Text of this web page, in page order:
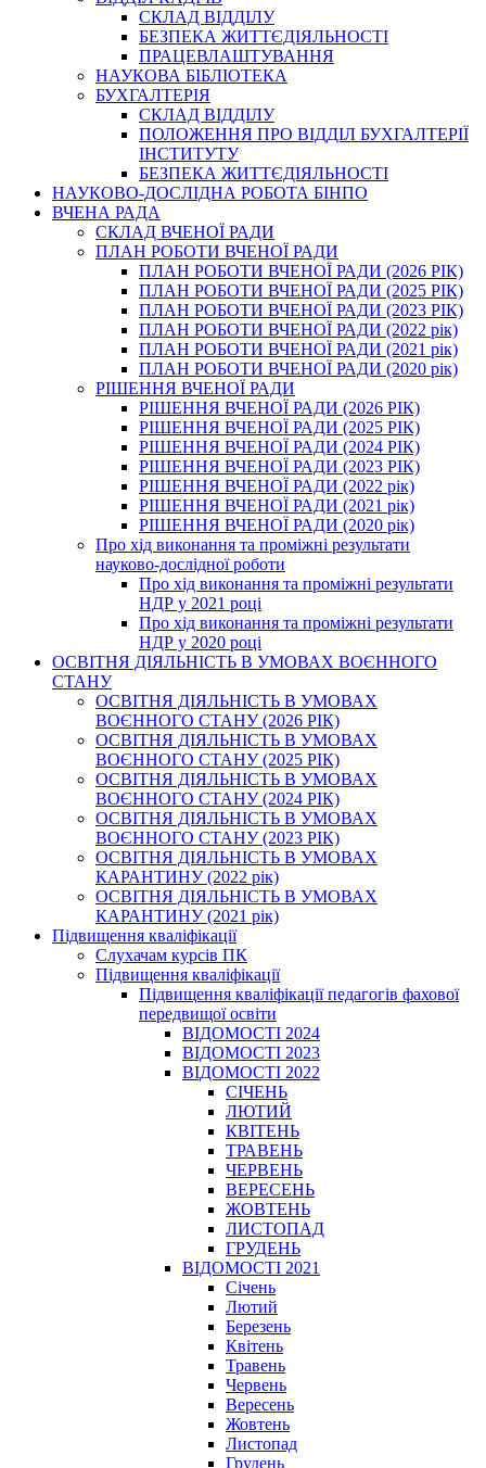
СКЛАД ВІДДІЛУ
БЕЗПЕКА ЖИТТЄДІЯЛЬНОСТІ
ПРАЦЕВЛАШТУВАННЯ
НАУКОВА БІБЛІОТЕКА
БУХГАЛТЕРІЯ
СКЛАД ВІДДІЛУ
ПОЛОЖЕННЯ ПРО ВІДДІЛ БУХГАЛТЕРІЇ
ІНСТИТУТУ
БЕЗПЕКА ЖИТТЄДІЯЛЬНОСТІ
НАУКОВО-ДОСЛІДНА РОБОТА БІНПО
ВЧЕНА РАДА
СКЛАД ВЧЕНОЇ РАДИ
ПЛАН РОБОТИ ВЧЕНОЇ РАДИ
ПЛАН РОБОТИ ВЧЕНОЇ РАДИ (2026 РІК)
ПЛАН РОБОТИ ВЧЕНОЇ РАДИ (2025 РІК)
ПЛАН РОБОТИ ВЧЕНОЇ РАДИ (2023 РІК)
ПЛАН РОБОТИ ВЧЕНОЇ РАДИ (2022 рік)
ПЛАН РОБОТИ ВЧЕНОЇ РАДИ (2021 рік)
ПЛАН РОБОТИ ВЧЕНОЇ РАДИ (2020 рік)
РІШЕННЯ ВЧЕНОЇ РАДИ
РІШЕННЯ ВЧЕНОЇ РАДИ (2026 РІК)
РІШЕННЯ ВЧЕНОЇ РАДИ (2025 РІК)
РІШЕННЯ ВЧЕНОЇ РАДИ (2024 РІК)
РІШЕННЯ ВЧЕНОЇ РАДИ (2023 РІК)
РІШЕННЯ ВЧЕНОЇ РАДИ (2022 рік)
РІШЕННЯ ВЧЕНОЇ РАДИ (2021 рік)
РІШЕННЯ ВЧЕНОЇ РАДИ (2020 рік)
Про хід виконання та проміжні результати
науково-дослідної роботи
Про хід виконання та проміжні результати
НДР у 2021 році
Про хід виконання та проміжні результати
НДР у 2020 році
ОСВІТНЯ ДІЯЛЬНІСТЬ В УМОВАХ ВОЄННОГО
СТАНУ
ОСВІТНЯ ДІЯЛЬНІСТЬ В УМОВАХ
ВОЄННОГО СТАНУ (2026 РІК)
ОСВІТНЯ ДІЯЛЬНІСТЬ В УМОВАХ
ВОЄННОГО СТАНУ (2025 РІК)
ОСВІТНЯ ДІЯЛЬНІСТЬ В УМОВАХ
ВОЄННОГО СТАНУ (2024 РІК)
ОСВІТНЯ ДІЯЛЬНІСТЬ В УМОВАХ
ВОЄННОГО СТАНУ (2023 РІК)
ОСВІТНЯ ДІЯЛЬНІСТЬ В УМОВАХ
КАРАНТИНУ (2022 рік)
ОСВІТНЯ ДІЯЛЬНІСТЬ В УМОВАХ
КАРАНТИНУ (2021 рік)
Підвищення кваліфікації
Слухачам курсів ПК
Підвищення кваліфікації
Підвищення кваліфікації педагогів фахової
передвищої освіти
ВІДОМОСТІ 2024
ВІДОМОСТІ 2023
ВІДОМОСТІ 2022
СІЧЕНЬ
ЛЮТИЙ
КВІТЕНЬ
ТРАВЕНЬ
ЧЕРВЕНЬ
ВЕРЕСЕНЬ
ЖОВТЕНЬ
ЛИСТОПАД
ГРУДЕНЬ
ВІДОМОСТІ 2021
Січень
Лютий
Березень
Квітень
Травень
Червень
Вересень
Жовтень
Листопад
Грудень